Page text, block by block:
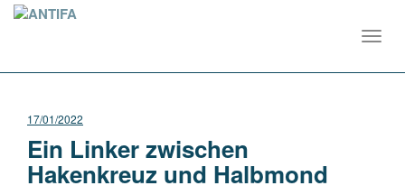
17/01/2022
Ein Linker zwischen
Hakenkreuz und Halbmond